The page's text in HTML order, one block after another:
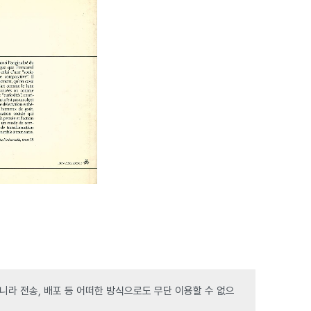
라 전송, 배포 등 어떠한 방식으로도 무단 이용할 수 없으